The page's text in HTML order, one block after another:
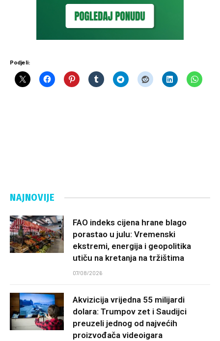
Podjeli:
NAJNOVIJE
FAO indeks cijena hrane blago
porastao u julu: Vremenski
ekstremi, energija i geopolitika
utiču na kretanja na tržištima
07/08/2026
Akvizicija vrijedna 55 milijardi
dolara: Trumpov zet i Saudijci
preuzeli jednog od najvećih
proizvođača videoigara